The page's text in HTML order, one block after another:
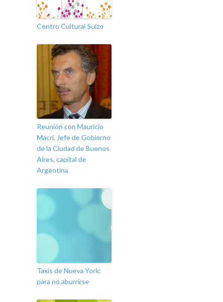
Centro Cultural Suizo
Reunión con Mauricio
Macri, Jefe de Gobierno
de la Ciudad de Buenos
Aires, capital de
Argentina
Taxis de Nueva York:
para no aburrirse